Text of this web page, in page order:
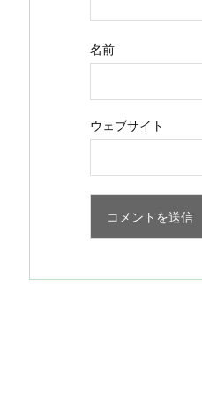
名前
ウェブサイト